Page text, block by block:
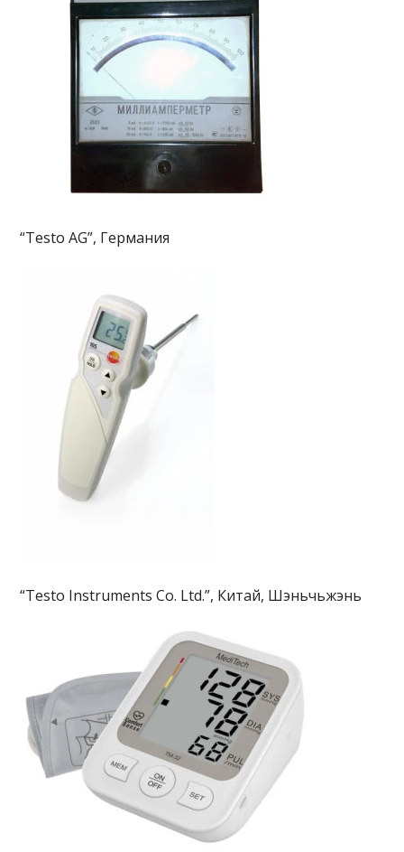
“Testo AG”, Германия
“Testo Instruments Co. Ltd.”, Китай, Шэньчьжэнь